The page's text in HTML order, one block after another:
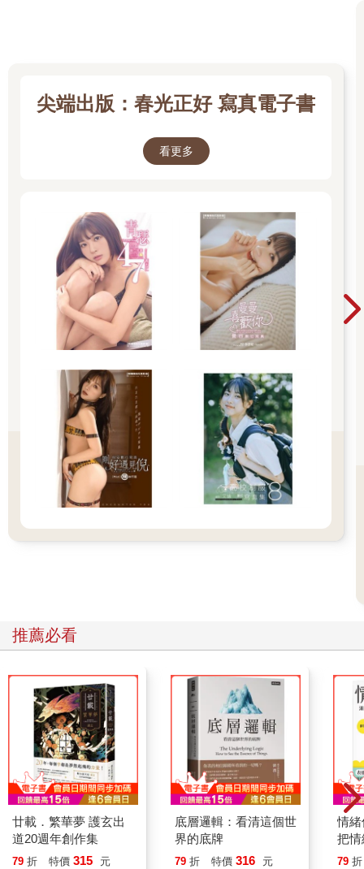
義信踩的耶！」
王光輝也是從光復鄉太巴塱部落出身的球員，當年的他曾經
拿下職棒元年的打擊王，球迷都稱他為「萬人迷」，在我們家鄉
玩。那時看著在吉普車上的王光輝，只覺得他好厲害，能在台北
打職棒，完全沒想到後來我們居然也能和我們的偶像一樣去台
北，在同樣的球場上比賽，光是這一點就讓我們開心得不得了。
第一天的比賽打完，我們就吵著要去吃麥當勞。總教練拗不
過我們，只好帶我們去吃。那家位於民生東路上的麥當勞至今仍
在營運，它離台北市立棒球場不算太遠，走沒多久就到了。一進
去，我們大家就開始七嘴八舌地要點漢堡。當我們拿著托盤走到
位子上，打開包裝紙看到漢堡的時候，想起第一次看到好小子吃
麥當勞的畫面，一直等到現在，這個願望才總算實現了。第一口
咬下去，我們都快要哭出來了。因為我們從小吃的東西都是從家
裡來的，要不是自己種的，就是自己養的，這輩子從來沒有吃過
這種東西，也想像不出原來竟是這種滋味。
尖端出版：春光正好 寫真電子書
看更多
推薦必看
廿載．繁華夢 護玄出
道20週年創作集
79 折 特價 315 元
底層邏輯：看清這個世
界的底牌
79 折 特價 316 元
情
把
誰
79 折